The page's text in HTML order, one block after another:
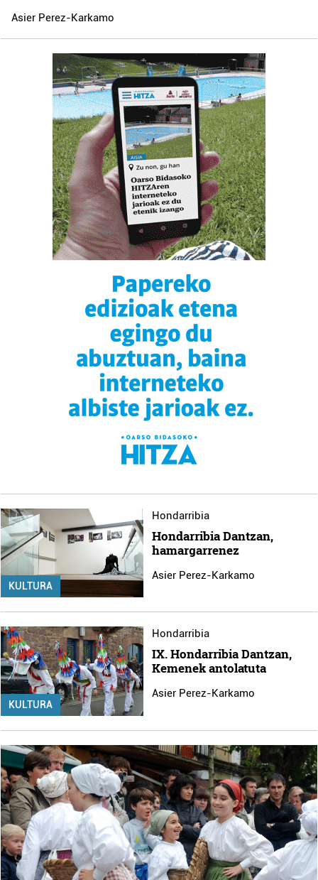
Asier Perez-Karkamo
KULTURA
Hondarribia
Hondarribia Dantzan,
hamargarrenez
Asier Perez-Karkamo
KULTURA
Hondarribia
IX. Hondarribia Dantzan,
Kemenek antolatuta
Asier Perez-Karkamo